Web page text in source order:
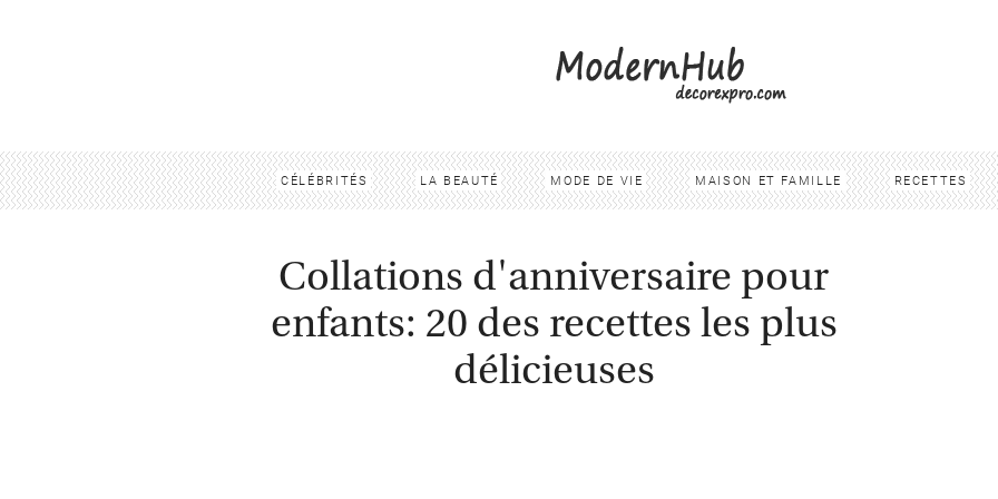
CÉLÉBRITÉS LA BEAUTÉ MODE DE VIE MAISON ET FAMILLE RECETTES
Collations d'anniversaire pour
enfants: 20 des recettes les plus
délicieuses